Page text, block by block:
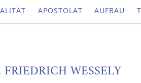
APOSTOLAT AUFBAU
WESSELY